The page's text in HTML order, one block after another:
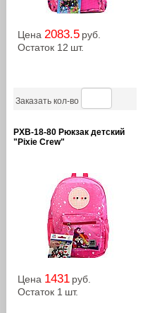
Цена 2083.5 руб.
Остаток 12 шт.
Заказать кол-во
PXB-18-80 Рюкзак детский
"Pixie Crew"
Цена 1431 руб.
Остаток 1 шт.